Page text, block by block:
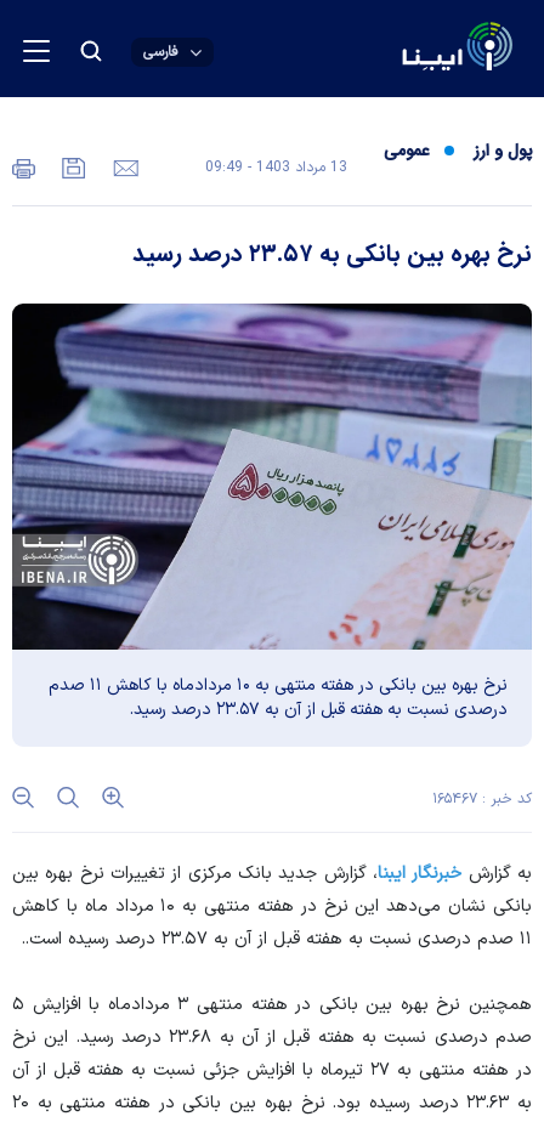
فارسی
پول و ارز عمومی
13 مرداد 1403 - 09:49
نرخ بهره بین بانکی به ۲۳.۵۷ درصد رسید
نرخ بهره بین بانکی در هفته منتهی به ۱۰ مردادماه با کاهش ۱۱ صدم
درصدی نسبت به هفته قبل از آن به ۲۳.۵۷ درصد رسید.
کد خبر : ۱۶۵۴۶۷
به گزارش خبرنگار ایبنا، گزارش جدید بانک مرکزی از تغییرات نرخ بهره بین
بانکی نشان می‌دهد این نرخ در هفته منتهی به ۱۰ مرداد ماه با کاهش
۱۱ صدم درصدی نسبت به هفته قبل از آن به ۲۳.۵۷ درصد رسیده است..
همچنین نرخ بهره بین بانکی در هفته منتهی ۳ مردادماه با افزایش ۵
صدم درصدی نسبت به هفته قبل از آن به ۲۳.۶۸ درصد رسید. این نرخ
در هفته منتهی به ۲۷ تیرماه با افزایش جزئی نسبت به هفته قبل از آن
به ۲۳.۶۳ درصد رسیده بود. نرخ بهره بین بانکی در هفته منتهی به ۲۰